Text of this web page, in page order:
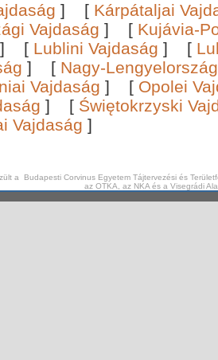
] [ Kárpátaljai
Vajdaság ] [ Kujávia-
] [ Lublini Vajdaság ] [
] [ Nagy-
Vajdaság ] [ Opolei
] [ Świętokrzyski
Vajdaság ]
a Budapesti Corvinus Egyetem Tájtervezési és
az OTKA, az NKA és a Visegrádi